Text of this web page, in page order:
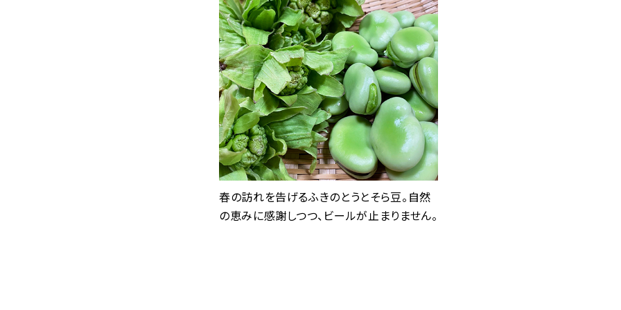
春の訪れを告げるふきのとうとそら豆。自然
の恵みに感謝しつつ、ビールが止まりません。